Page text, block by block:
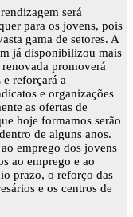
será
para os jovens, pois
gama de setores. A
já disponibilizou mais
promoverá
reforçará a
e organizações
as ofertas de
hoje formamos serão
de alguns anos.
emprego dos jovens
ao emprego e ao
prazo, o reforço das
e os centros de